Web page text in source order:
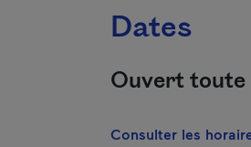
Dates
Ouvert toute
Consulter les